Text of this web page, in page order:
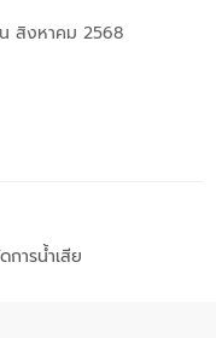
น สิงหาคม 2568
การน้ำเสีย